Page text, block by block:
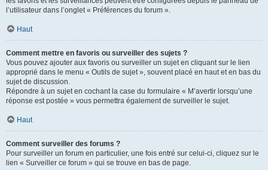
l’utilisateur dans l’onglet « Préférences du forum ».
Haut
Comment mettre en favoris ou surveiller des sujets ?
Vous pouvez ajouter aux favoris ou surveiller un sujet en cliquant sur le lien
approprié dans le menu « Outils de sujet », souvent placé en haut et en bas du
sujet de discussion.
Répondre à un sujet en cochant la case du formulaire « M’avertir lorsqu’une
réponse est postée » vous permettra également de surveiller le sujet.
Haut
Comment surveiller des forums ?
Pour surveiller un forum en particulier, une fois entré sur celui-ci, cliquez sur le
lien « Surveiller ce forum » qui se trouve en bas de page.